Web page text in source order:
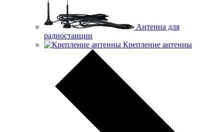
Антенна для
радиостанции
Крепление антенны